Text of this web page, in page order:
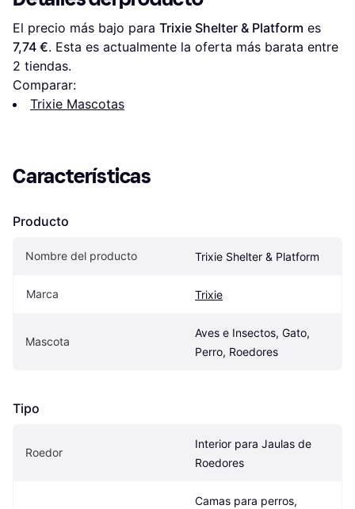
El precio más bajo para Trixie Shelter & Platform
7,74 €
2 tiendas.
Comparar:
Trixie Mascotas
Características
Producto
Nombre del producto Trixie Shelter & Platform
Marca Trixie
Mascota
Aves e Insectos, Gato,
Perro, Roedores
Tipo
Roedor
Interior para Jaulas de
Roedores
Camas para perros,